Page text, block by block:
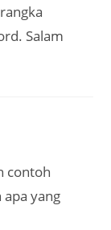
Salam
contoh
yang